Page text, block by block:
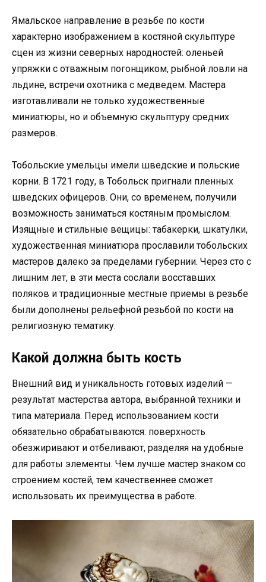
Ямальское направление в резьбе по кости
характерно изображением в костяной скульптуре
сцен из жизни северных народностей: оленьей
упряжки с отважным погонщиком, рыбной ловли на
льдине, встречи охотника с медведем. Мастера
изготавливали не только художественные
миниатюры, но и объемную скульптуру средних
размеров.
Тобольские умельцы имели шведские и польские
корни. В 1721 году, в Тобольск пригнали пленных
шведских офицеров. Они, со временем, получили
возможность заниматься костяным промыслом.
Изящные и стильные вещицы: табакерки, шкатулки,
художественная миниатюра прославили тобольских
мастеров далеко за пределами губернии. Через сто с
лишним лет, в эти места сослали восставших
поляков и традиционные местные приемы в резьбе
были дополнены рельефной резьбой по кости на
религиозную тематику.
Какой должна быть кость
Внешний вид и уникальность готовых изделий —
результат мастерства автора, выбранной техники и
типа материала. Перед использованием кости
обязательно обрабатываются: поверхность
обезжиривают и отбеливают, разделяя на удобные
для работы элементы. Чем лучше мастер знаком со
строением костей, тем качественнее сможет
использовать их преимущества в работе.